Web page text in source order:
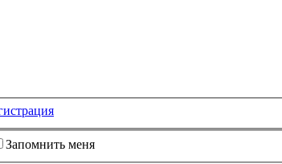
Запомнить меня